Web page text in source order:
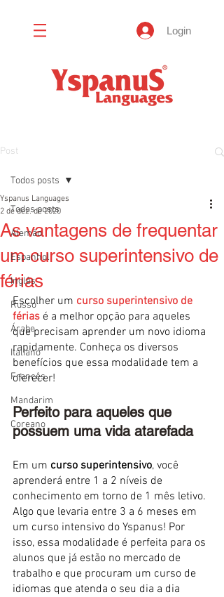
Login
Post
Todos posts
Alemão
Espanhol
Inglês
Russo
Árabe
Italiano
Francês
Mandarim
Coreano
Todos posts
As vantagens de frequentar
um curso superintensivo de
férias
Yspanus Languages
2 de dez. de 2020
Escolher um curso superintensivo de
férias é a melhor opção para aqueles
que precisam aprender um novo idioma
rapidamente. Conheça os diversos
benefícios que essa modalidade tem a
oferecer!
Perfeito para aqueles que
possuem uma vida atarefada
Em um curso superintensivo, você
aprenderá entre 1 a 2 níveis de
conhecimento em torno de 1 mês letivo.
Algo que levaria entre 3 a 6 meses em
um curso intensivo do Yspanus! Por
isso, essa modalidade é perfeita para os
alunos que já estão no mercado de
trabalho e que procuram um curso de
idiomas que atenda o seu dia a dia